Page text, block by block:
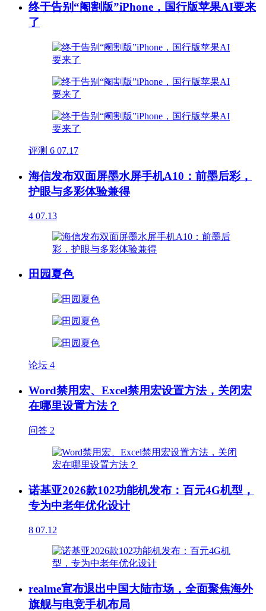
终于告别“阉割版”iPhone，国行版苹果AI要来
了
评测 6 07.17
海信发布双面屏墨水屏手机A10：前墨后彩，
护眼与多彩体验兼得
4 07.13
田园夏色
论坛 4
Word禁用宏、Excel禁用宏设置方法，关闭宏
在哪里设置方法？
问答 2
诺基亚2026款102功能机发布：百元4G机型，
专为中老年优化设计
8 07.12
realme宣布退出中国大陆市场，全面聚焦海外
旗舰与电竞手机布局